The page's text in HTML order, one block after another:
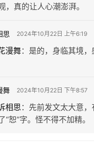
，真的让人心潮澎湃。
思 2024年10月22日 上午6:19
漫舞： 是的，身临其境
舞 2024年10月22日 下午8:57
相思： 先前发文太大意，
“恕”字。怪不得不加精。